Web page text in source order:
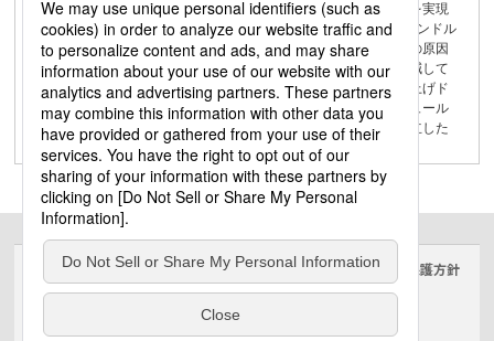
ま、ソフトな感触と静音性を実現
しています。INTERFACEハンドル
を板バネで支持し、操作音の原因
となる部品同士の衝突を軽減して
います標準仕上げマット仕上げド
ット形状の白色ランプモジュール
へのこだわりと操作性を両立した
調光つまみ
サイトのご利用にあたって クッキーポリシー 個人情報保護方針
電気・建築設備（ビジネス）
© Panasonic Electric Works Co., Ltd.